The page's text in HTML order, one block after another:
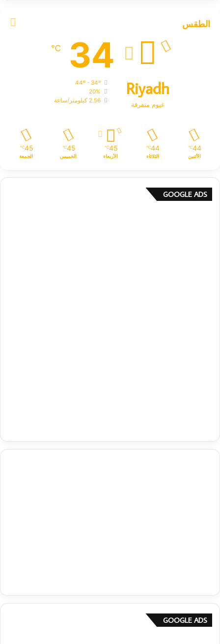
الطقس
Riyadh
غيوم متفرقة
34
℃
44º - 34º
20%
2.56 كيلومتر/ساعة
44
℃
الأثنين
44
℃
الثلاثاء
45
℃
الأربعاء
45
℃
الخميس
45
℃
الجمعة
GOOGLE ADS
GOOGLE ADS